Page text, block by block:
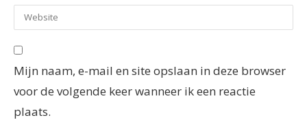
Mijn naam, e-mail en site opslaan in deze browser
voor de volgende keer wanneer ik een reactie
plaats.